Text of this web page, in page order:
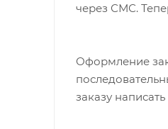
через СМС.
Оформление
заказу